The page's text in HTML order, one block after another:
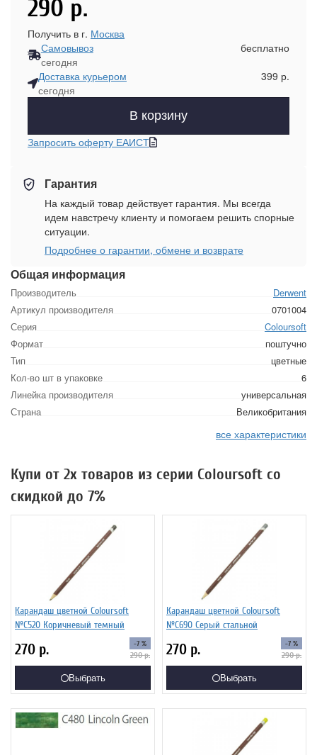
Общая информация
Производитель
Derwent
Артикул производителя
0701004
Серия
Coloursoft
Формат
поштучно
Тип
цветные
Кол-во шт в упаковке
6
Линейка производителя
универсальная
Страна
Великобритания
все характеристики
290 р.
Получить в г. Москва
Самовывоз
сегодня
бесплатно
Доставка курьером
сегодня
399 р.
В корзину
Запросить оферту ЕАИСТ
Гарантия
На каждый товар действует гарантия. Мы всегда
идем навстречу клиенту и помогаем решить спорные
ситуации.
Подробнее о гарантии, обмене и возврате
Купи от 2х товаров из серии Coloursoft со
скидкой до 7%
Карандаш цветной Coloursoft
№C520 Коричневый темный
270 р. -7 %
290р.
Выбрать
Карандаш цветной Coloursoft
№C690 Серый стальной
270 р. -7 %
290р.
Выбрать